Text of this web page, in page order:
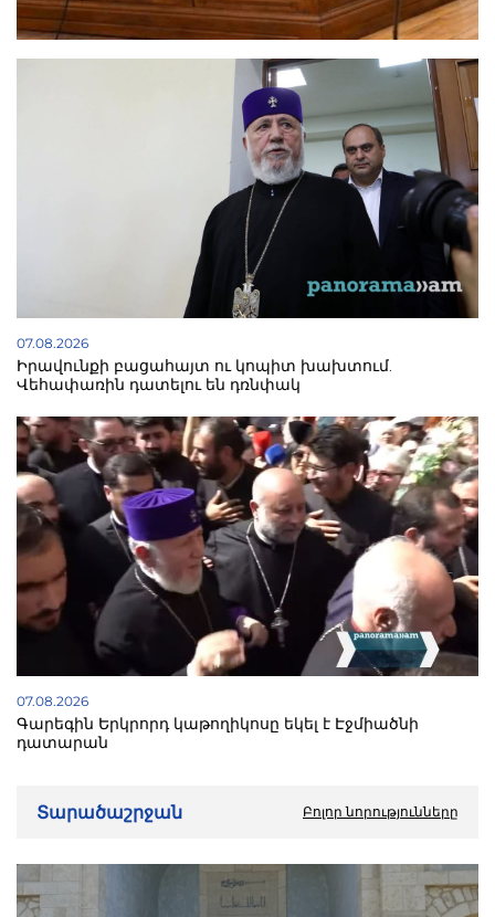
07.08.2026
Իրավունքի բացահայտ ու կոպիտ խախտում.
Վեհափառին դատելու են դռնփակ
07.08.2026
Գարեգին Երկրորդ կաթողիկոսը եկել է Էջմիածնի
դատարան
Տարածաշրջան Բոլոր նորությունները